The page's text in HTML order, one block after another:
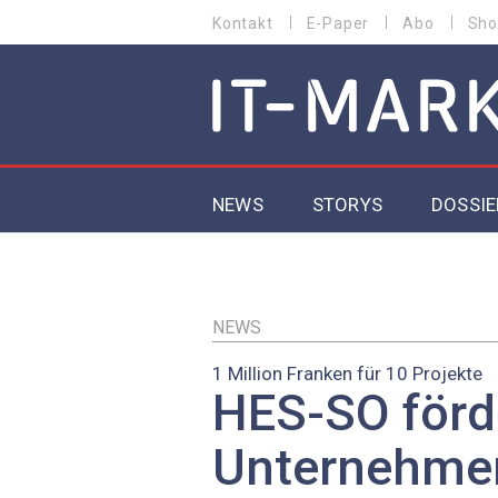
zum
MENU
Kontakt E-Paper Abo
MAIN NAVIGATION
NEWS STORYS
EU-
NEWS
1 Million Franken für 10 Projekte
HES-SO